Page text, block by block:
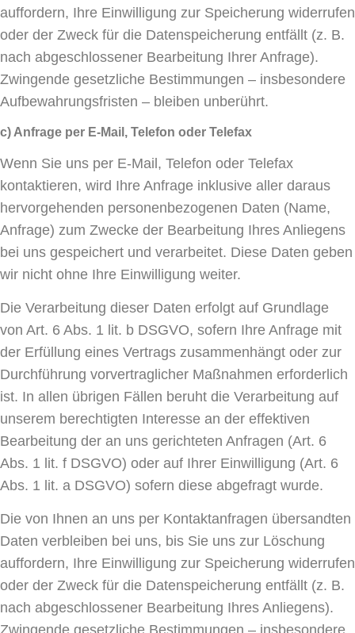
auffordern, Ihre Einwilligung zur Speicherung widerrufen
oder der Zweck für die Datenspeicherung entfällt (z. B.
nach abgeschlossener Bearbeitung Ihrer Anfrage).
Zwingende gesetzliche Bestimmungen – insbesondere
Aufbewahrungsfristen – bleiben unberührt.
c) Anfrage per E-Mail, Telefon oder Telefax
Wenn Sie uns per E-Mail, Telefon oder Telefax
kontaktieren, wird Ihre Anfrage inklusive aller daraus
hervorgehenden personenbezogenen Daten (Name,
Anfrage) zum Zwecke der Bearbeitung Ihres Anliegens
bei uns gespeichert und verarbeitet. Diese Daten geben
wir nicht ohne Ihre Einwilligung weiter.
Die Verarbeitung dieser Daten erfolgt auf Grundlage
von Art. 6 Abs. 1 lit. b DSGVO, sofern Ihre Anfrage mit
der Erfüllung eines Vertrags zusammenhängt oder zur
Durchführung vorvertraglicher Maßnahmen erforderlich
ist. In allen übrigen Fällen beruht die Verarbeitung auf
unserem berechtigten Interesse an der effektiven
Bearbeitung der an uns gerichteten Anfragen (Art. 6
Abs. 1 lit. f DSGVO) oder auf Ihrer Einwilligung (Art. 6
Abs. 1 lit. a DSGVO) sofern diese abgefragt wurde.
Die von Ihnen an uns per Kontaktanfragen übersandten
Daten verbleiben bei uns, bis Sie uns zur Löschung
auffordern, Ihre Einwilligung zur Speicherung widerrufen
oder der Zweck für die Datenspeicherung entfällt (z. B.
nach abgeschlossener Bearbeitung Ihres Anliegens).